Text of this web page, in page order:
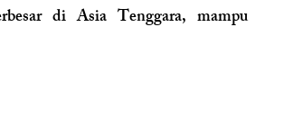
di Asia Tenggara, mampu